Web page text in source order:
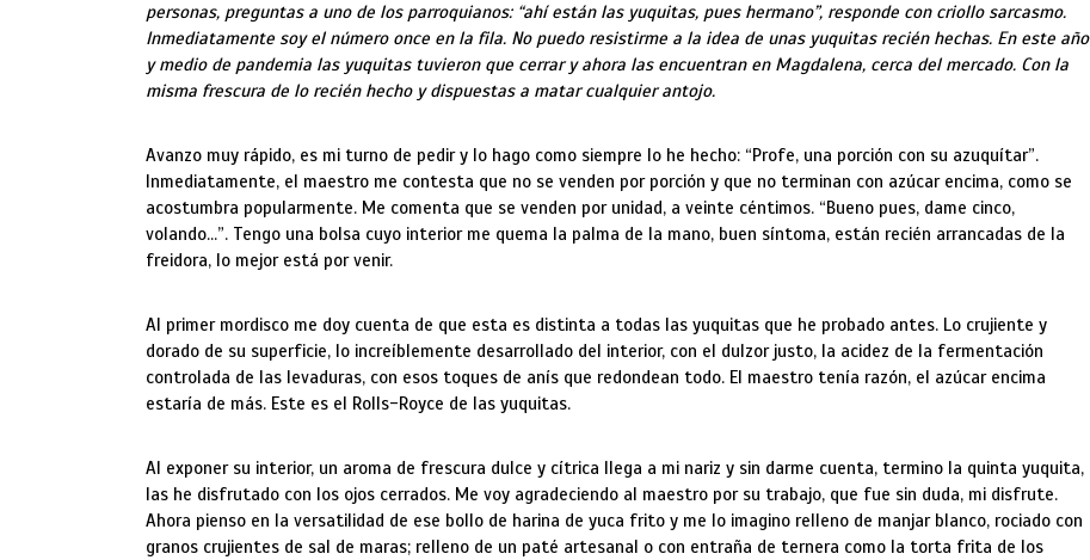
personas, preguntas a uno de los parroquianos: “ahí están las yuquitas, pues hermano”, responde con criollo sarcasmo.
Inmediatamente soy el número once en la fila. No puedo resistirme a la idea de unas yuquitas recién hechas. En este año
y medio de pandemia las yuquitas tuvieron que cerrar y ahora las encuentran en Magdalena, cerca del mercado. Con la
misma frescura de lo recién hecho y dispuestas a matar cualquier antojo.
Avanzo muy rápido, es mi turno de pedir y lo hago como siempre lo he hecho: “Profe, una porción con su azuquítar”.
Inmediatamente, el maestro me contesta que no se venden por porción y que no terminan con azúcar encima, como se
acostumbra popularmente. Me comenta que se venden por unidad, a veinte céntimos. “Bueno pues, dame cinco,
volando…”. Tengo una bolsa cuyo interior me quema la palma de la mano, buen síntoma, están recién arrancadas de la
freidora, lo mejor está por venir.
Al primer mordisco me doy cuenta de que esta es distinta a todas las yuquitas que he probado antes. Lo crujiente y
dorado de su superficie, lo increíblemente desarrollado del interior, con el dulzor justo, la acidez de la fermentación
controlada de las levaduras, con esos toques de anís que redondean todo. El maestro tenía razón, el azúcar encima
estaría de más. Este es el Rolls-Royce de las yuquitas.
Al exponer su interior, un aroma de frescura dulce y cítrica llega a mi nariz y sin darme cuenta, termino la quinta yuquita,
las he disfrutado con los ojos cerrados. Me voy agradeciendo al maestro por su trabajo, que fue sin duda, mi disfrute.
Ahora pienso en la versatilidad de ese bollo de harina de yuca frito y me lo imagino relleno de manjar blanco, rociado con
granos crujientes de sal de maras; relleno de un paté artesanal o con entraña de ternera como la torta frita de los